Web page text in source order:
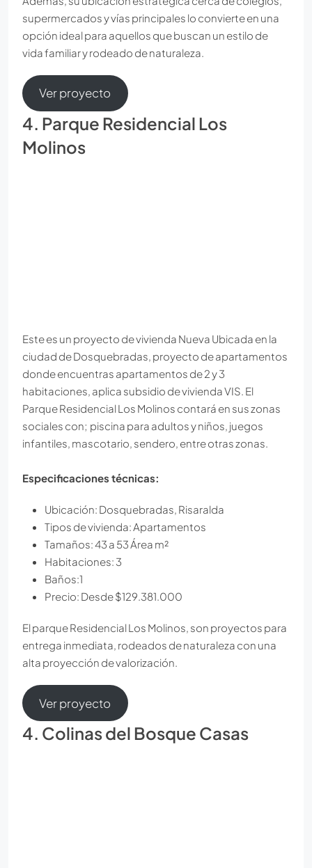
supermercados y vías principales lo convierte en una
opción ideal para aquellos que buscan un estilo de
vida familiar y rodeado de naturaleza.
Ver proyecto
4. Parque Residencial Los
Molinos
Este es un proyecto de vivienda Nueva Ubicada en la
ciudad de Dosquebradas, proyecto de apartamentos
donde encuentras apartamentos de 2 y 3
habitaciones, aplica subsidio de vivienda VIS. El
Parque Residencial Los Molinos contará en sus zonas
sociales con; piscina para adultos y niños, juegos
infantiles, mascotario, sendero, entre otras zonas.
Especificaciones técnicas:
Ubicación: Dosquebradas, Risaralda
Tipos de vivienda: Apartamentos
Tamaños: 43 a 53 Área m²
Habitaciones: 3
Baños:1
Precio: Desde $129.381.000
El parque Residencial Los Molinos, son proyectos para
entrega inmediata, rodeados de naturaleza con una
alta proyección de valorización.
Ver proyecto
4. Colinas del Bosque Casas